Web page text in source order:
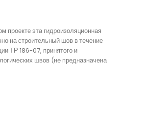
эта гидроизоляционная
на строительный шов в течение
ТР 186-07, принятого и
швов (не предназначена